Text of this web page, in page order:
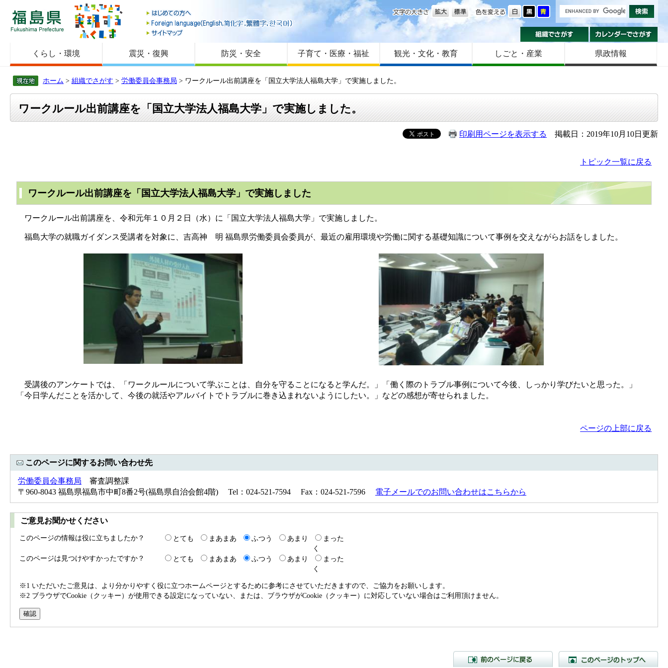
福島県
はじめての方へ
Foreign language
サイトマップ
色を変える
文字の大きさ
組織でさがす
くらし・環境 震災・復興 防災・安全 子育て・医療・福祉 観光・文化・教育 しごと・産業 県政情報
ホーム > 組織でさがす > 労働委員会事務局 > ワークルール出前講座を「国立大学法人福島大学」で実施しました。
ワークルール出前講座を「国立大学法人福島大学」で実施しました。
印刷用ページを表示する 掲載日：2019年10月10日更新
トピック一覧に戻る
ワークルール出前講座を「国立大学法人福島大学」で実施しました
ワークルール出前講座を、令和元年１０月２日（水）に「国立大学法人福島大学」で実施しました。
福島大学の就職ガイダンス受講者を対象に、吉高神 明 福島県労働委員会委員が、最近の雇用環境や労働に関する基礎知識について事例を交えながらお話をしました。
受講後のアンケートでは、「ワークルールについて学ぶことは、自分を守ることになると学んだ。」「働く際のトラブル事例について今後、しっかり学びたいと思った。」
「今日学んだことを活かして、今後の就活やアルバイトでトラブルに巻き込まれないようにしたい。」などの感想が寄せられました。
ページの上部に戻る
このページに関するお問い合わせ先
労働委員会事務局 審査調整課
〒960-8043 福島県福島市中町8番2号(福島県自治会館4階) Tel：024-521-7594 Fax：024-521-7596 電子メールでのお問い合わせはこちらから
ご意見お聞かせください
このページの情報は役に立ちましたか？ とても まあまあ ふつう あまり
まった
く
このページは見つけやすかったですか？
とても まあまあ ふつう あまり
まった
く
※1 いただいたご意見は、より分かりやすく役に立つホームページとするために参考にさせていただきますので、ご協力をお願いします。
※2 ブラウザでCookie（クッキー）が使用できる設定になっていない、または、ブラウザがCookie（クッキー）に対応していない場合はご利用頂けません。
前のページに戻る